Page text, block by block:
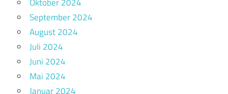
September 2024
August 2024
Juli 2024
Juni 2024
Mai 2024
Januar 2024